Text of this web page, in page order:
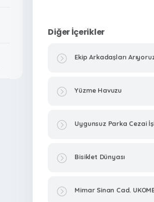
Diğer İçerikler
Ekip Arkadaşları
Yüzme Havuzu
Uygunsuz Parka Cezai
Bisiklet Dünyası
Mimar Sinan Cad.